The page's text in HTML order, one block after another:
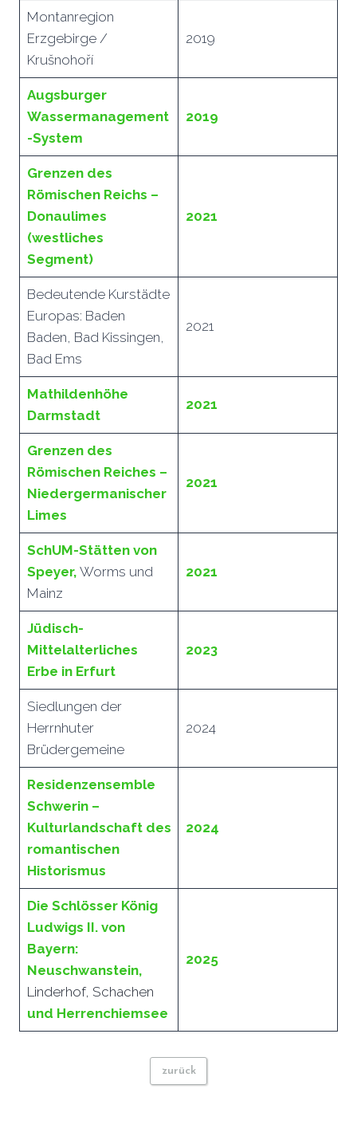
Montanregion
Erzgebirge /
Krušnohoří
2019
Augsburger
Wassermanagement
-System
2019
Grenzen des
Römischen Reichs –
Donaulimes
(westliches
Segment)
2021
Bedeutende Kurstädte
Europas: Baden
Baden, Bad Kissingen,
Bad Ems
2021
Mathildenhöhe
Darmstadt
2021
Grenzen des
Römischen Reiches –
Niedergermanischer
Limes
2021
SchUM-Stätten von
Speyer, Worms und
Mainz
2021
Jüdisch-
Mittelalterliches
Erbe in Erfurt
2023
Siedlungen der
Herrnhuter
Brüdergemeine
2024
Residenzensemble
Schwerin –
Kulturlandschaft des
romantischen
Historismus
2024
Die Schlösser König
Ludwigs II. von
Bayern:
Neuschwanstein,
Linderhof, Schachen
und Herrenchiemsee
2025
zurück